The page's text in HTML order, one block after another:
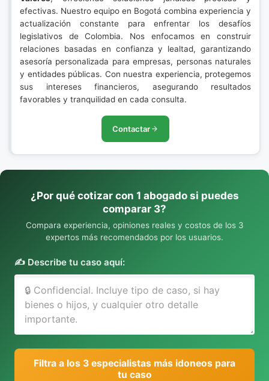
efectivas. Nuestro equipo en Bogotá combina experiencia y
actualización constante para enfrentar los desafíos
legislativos de Colombia. Nos enfocamos en construir
relaciones basadas en confianza y lealtad, garantizando
asesoría personalizada para empresas, personas naturales
y entidades públicas. Con nuestra experiencia, protegemos
sus intereses financieros, asegurando resultados
favorables y tranquilidad en cada consulta.
Contactar
¿Por qué cotizar con 1 abogado si puedes
comparar 3?
Compara experiencia, opiniones reales y costos de los 3
expertos más recomendados por los usuarios.
✍️ Describe tu caso aquí:
Filtra a los 3 especialistas más idoneos para
tu caso